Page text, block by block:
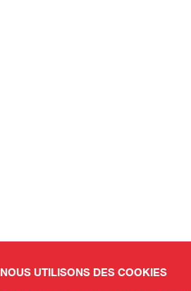
NOUS UTILISONS DES COOKIES